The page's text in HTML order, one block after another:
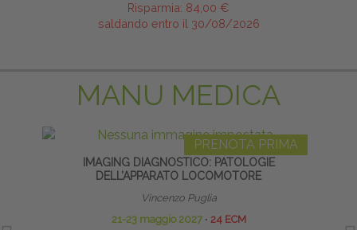
Risparmia: 84,00 €
saldando entro il 30/08/2026
MANU MEDICA
PRENOTA PRIMA
IMAGING DIAGNOSTICO: PATOLOGIE
DELL’APPARATO LOCOMOTORE
Vincenzo Puglia
21-23 maggio 2027 ∙ 24 ECM